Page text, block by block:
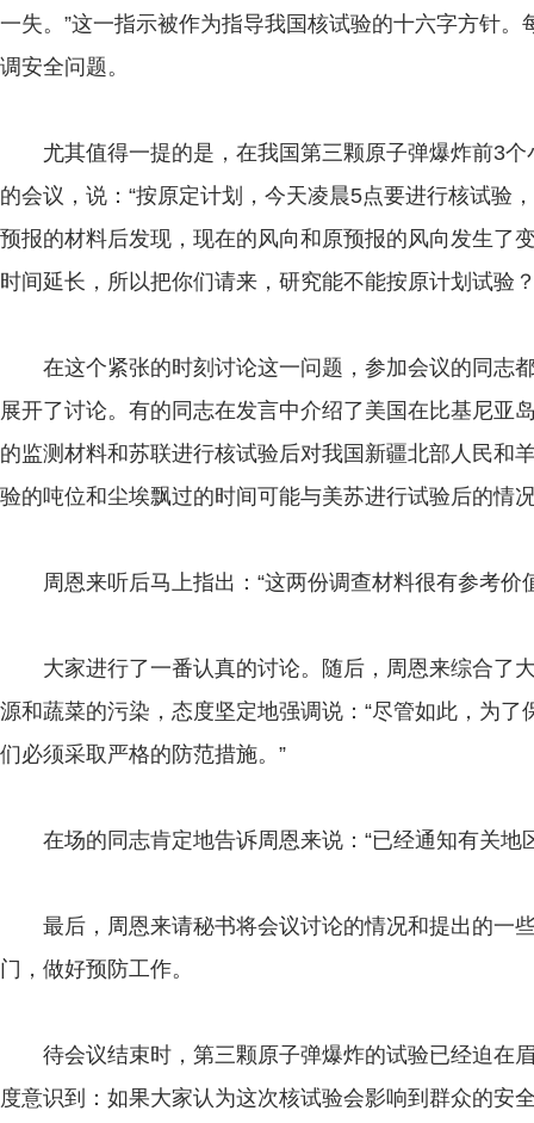
一失。”这一指示被作为指导我国核试验的十六字方针
调安全问题。
尤其值得一提的是，在我国第三颗原子弹爆炸前3个
的会议，说：“按原定计划，今天凌晨5点要进行核试验
预报的材料后发现，现在的风向和原预报的风向发生了
时间延长，所以把你们请来，研究能不能按原计划试验
在这个紧张的时刻讨论这一问题，参加会议的同志
展开了讨论。有的同志在发言中介绍了美国在比基尼亚
的监测材料和苏联进行核试验后对我国新疆北部人民和
验的吨位和尘埃飘过的时间可能与美苏进行试验后的情
周恩来听后马上指出：“这两份调查材料很有参考价
大家进行了一番认真的讨论。随后，周恩来综合了
源和蔬菜的污染，态度坚定地强调说：“尽管如此，为
们必须采取严格的防范措施。”
在场的同志肯定地告诉周恩来说：“已经通知有关地
最后，周恩来请秘书将会议讨论的情况和提出的一
门，做好预防工作。
待会议结束时，第三颗原子弹爆炸的试验已经迫在
度意识到：如果大家认为这次核试验会影响到群众的安